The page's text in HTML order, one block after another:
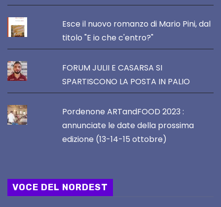
Esce il nuovo romanzo di Mario Pini, dal
titolo "E io che c'entro?"
FORUM JULII E CASARSA SI
SPARTISCONO LA POSTA IN PALIO
Pordenone ARTandFOOD 2023 :
annunciate le date della prossima
edizione (13-14-15 ottobre)
VOCE DEL NORDEST